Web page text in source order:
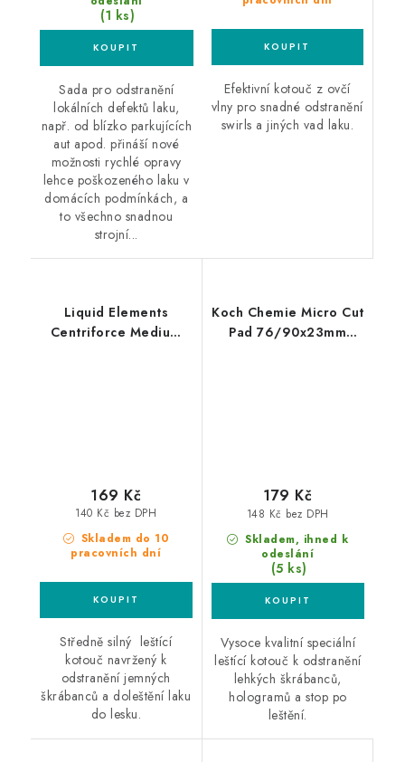
(1 ks)
Sada pro odstranění
lokálních defektů laku,
např. od blízko parkujících
aut apod. přináší nové
možnosti rychlé opravy
lehce poškozeného laku v
domácích podmínkách, a
to všechno snadnou
strojní...
Efektivní kotouč z ovčí
vlny pro snadné odstranění
swirls a jiných vad laku.
Liquid Elements
Centriforce Medium
Skladem do 10
pracovních dní
140 Kč bez DPH
169 Kč
Středně silný leštící
kotouč navržený k
odstranění jemných
škrábanců a doleštění laku
do lesku.
Koch Chemie Micro Cut
Pad 76/90x23mm
Skladem, ihned k
odeslání
(5 ks)
148 Kč bez DPH
179 Kč
Vysoce kvalitní speciální
leštící kotouč k odstranění
lehkých škrábanců,
hologramů a stop po
leštění.